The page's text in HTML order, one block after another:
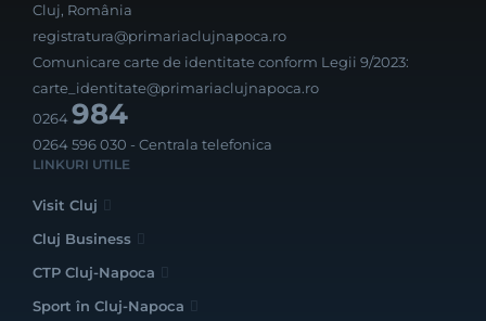
Cluj, România
registratura@primariaclujnapoca.ro
Comunicare carte de identitate conform Legii 9/2023:
carte_identitate@primariaclujnapoca.ro
0264984
0264 596 030 - Centrala telefonica
LINKURI UTILE
Visit Cluj
Cluj Business
CTP Cluj-Napoca
Sport în Cluj-Napoca